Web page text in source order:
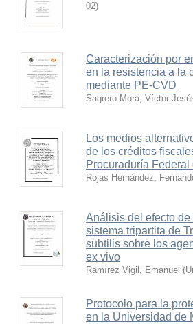
02)
Caracterización por
en la resistencia a la
mediante PE-CVD
Sagrero Mora, Víctor
Los medios
de los créditos
Procuraduría
Rojas Hernández,
Análisis del efecto
sistema tripartita de
subtilis sobre los
ex vivo
Ramírez Vigil, Emanuel (
Protocolo para la
en la Universidad de